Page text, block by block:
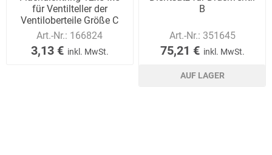
für Ventilteller der
Ventiloberteile Größe C
Art.-Nr.: 166824
3,13 € inkl. MwSt.
B
Art.-Nr.: 351645
75,21 € inkl. MwSt.
AUF LAGER